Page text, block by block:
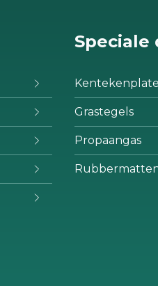
Speciale
Grastegels
Propaangas